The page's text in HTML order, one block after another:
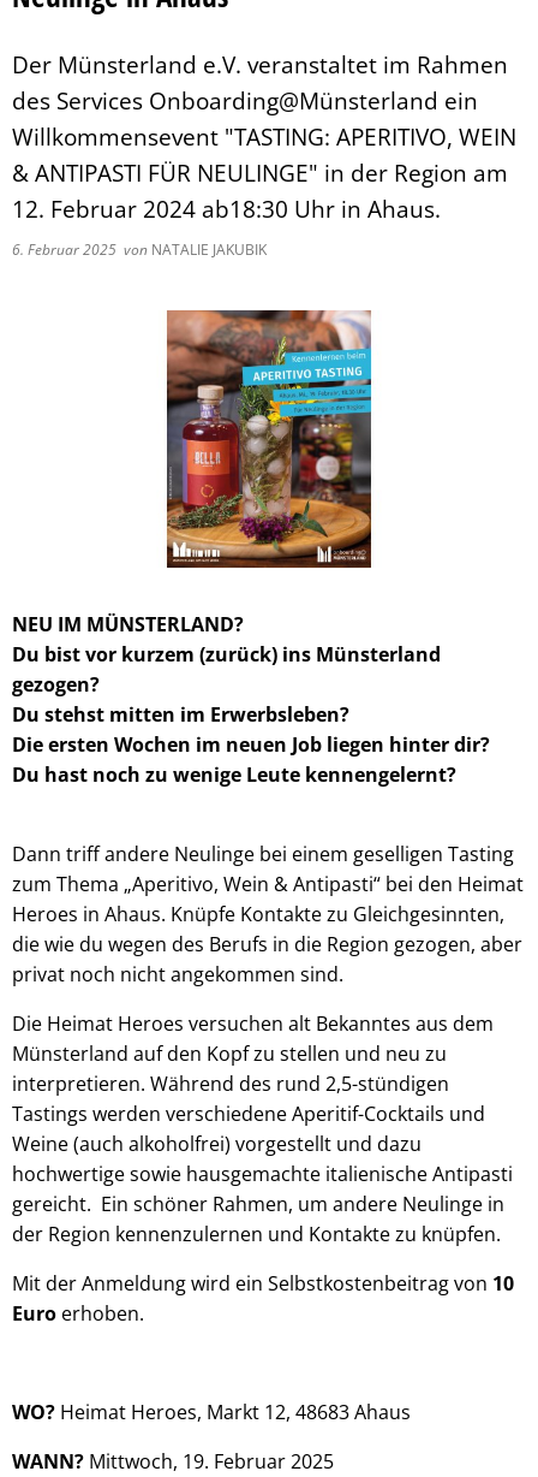
zweieins – Stadtmarketing Velen &
Behindertenbeauftragter
Der Münsterland e.V. veranstaltet im Rahmen
des Services Onboarding@Münsterland ein
Willkommensevent "TASTING: APERITIVO, WEIN
& ANTIPASTI FÜR NEULINGE" in der Region am
12. Februar 2024 ab18:30 Uhr in Ahaus.
6. Februar 2025 von NATALIE JAKUBIK
NEU IM MÜNSTERLAND?
Du bist vor kurzem (zurück) ins Münsterland
gezogen?
Du stehst mitten im Erwerbsleben?
Die ersten Wochen im neuen Job liegen hinter dir?
Du hast noch zu wenige Leute kennengelernt?
Dann triff andere Neulinge bei einem geselligen Tasting
zum Thema „Aperitivo, Wein & Antipasti“ bei den Heimat
Heroes in Ahaus. Knüpfe Kontakte zu Gleichgesinnten,
die wie du wegen des Berufs in die Region gezogen, aber
privat noch nicht angekommen sind.
Die Heimat Heroes versuchen alt Bekanntes aus dem
Münsterland auf den Kopf zu stellen und neu zu
interpretieren. Während des rund 2,5-stündigen
Tastings werden verschiedene Aperitif-Cocktails und
Weine (auch alkoholfrei) vorgestellt und dazu
hochwertige sowie hausgemachte italienische Antipasti
gereicht. Ein schöner Rahmen, um andere Neulinge in
der Region kennenzulernen und Kontakte zu knüpfen.
Mit der Anmeldung wird ein Selbstkostenbeitrag von 10
Euro erhoben.
WO? Heimat Heroes, Markt 12, 48683 Ahaus
WANN? Mittwoch, 19. Februar 2025